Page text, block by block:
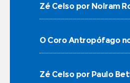
Zé Celso por Nolram
O Coro Antropófago
Zé Celso por Paulo